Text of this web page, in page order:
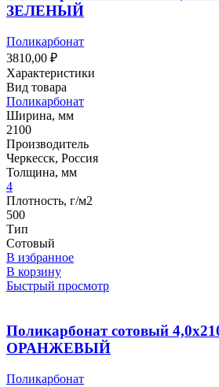
ЗЕЛЕНЫЙ
Поликарбонат
3810,00 ₽
Характеристики
Вид товара
Поликарбонат
Ширина, мм
2100
Производитель
Черкесск, Россия
Толщина, мм
4
Плотность, г/м2
500
Тип
Сотовый
В избранное
В корзину
Быстрый просмотр
Поликарбонат сотовый
ОРАНЖЕВЫЙ
Поликарбонат